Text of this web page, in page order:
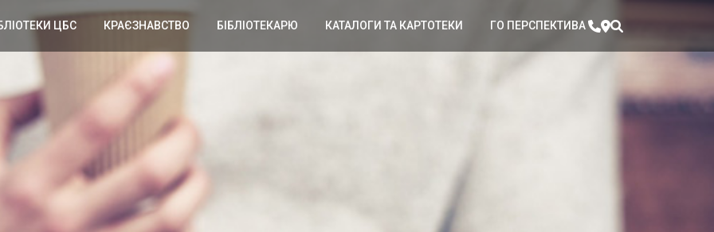
ЦБС КРАЄЗНАВСТВО БІБЛІОТЕКАРЮ КАТАЛОГИ ТА КАРТОТЕКИ ГО ПЕРСПЕКТИВА